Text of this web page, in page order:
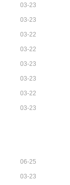
03-23
03-23
03-22
03-22
03-23
03-23
03-22
03-23
06-25
03-23